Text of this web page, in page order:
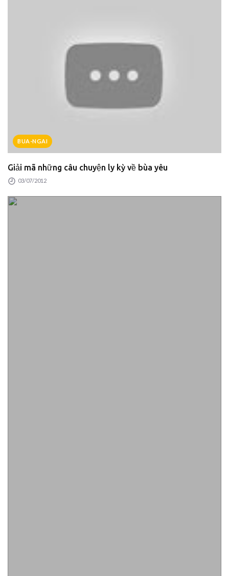
BUA-NGAI
Giải mã những câu chuyện ly kỳ về bùa yêu
03/07/2012